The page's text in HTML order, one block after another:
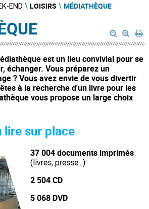
END \ LOISIRS \ MÉDIATHÈQUE
est un lieu convivial pour se
échanger. Vous préparez un
? Vous avez envie de vous divertir
à la recherche d'un livre pour les
vous propose un large choix
lire sur place
37 004 documents imprimés
(livres, presse...)
2 504 CD
5 068 DVD